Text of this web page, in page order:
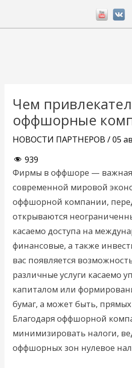
Чем
оффшорные
НОВОСТИ ПАРТНЕРОВ /05
939
Фирмы в оффшоре —
современной мировой
оффшорной компании,
открываются
касаемо доступа на
финансовые, а также
вас появляется
различные услуги касаемо
капиталом или
бумаг, а может быть,
Благодаря оффшорной
минимизировать налоги,
оффшорных зон нулевое
записям